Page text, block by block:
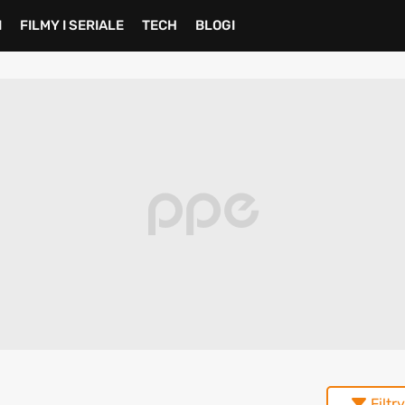
FILMY I SERIALE TECH BLOGI